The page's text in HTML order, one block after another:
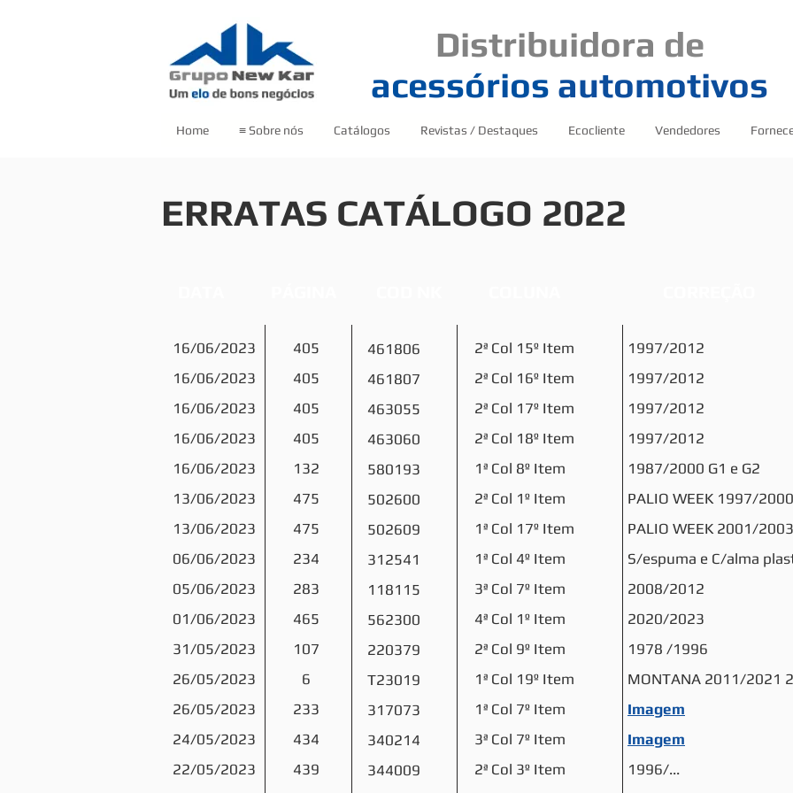
Distribuidora de
acessórios automotivos
Home ≡ Sobre nós Catálogos Revistas / Destaques Ecocliente Vendedores
ERRATAS CATÁLOGO 2022
16/06/2023
16/06/2023
16/06/2023
16/06/2023
16/06/2023
13/06/2023
13/06/2023
06/06/2023
05/06/2023
01/06/2023
31/05/2023
26/05/2023
26/05/2023
24/05/2023
22/05/2023
405
405
405
405
132
475
475
234
283
465
107
6
233
434
439
2ª Col 15º Item
2ª Col 16º Item
2ª Col 17º Item
2ª Col 18º Item
1ª Col 8º Item
2ª Col 1º Item
1ª Col 17º Item
1ª Col 4º Item
3ª Col 7º Item
4ª Col 1º Item
2ª Col 9º Item
1ª Col 19º Item
1ª Col 7º Item
3ª Col 7º Item
2ª Col 3º Item
1997/2012
1997/2012
1997/2012
1997/2012
1987/2000 G1 e G2
PALIO WEEK 1997/2000
PALIO WEEK 2001/2003
S/espuma e C/alma
2008/2012
2020/2023
1978 /1996
MONTANA 2011/2021
Imagem
Imagem
1996/...
461806
461807
463055
463060
580193
502600
502609
312541
118115
562300
220379
T23019
317073
340214
344009